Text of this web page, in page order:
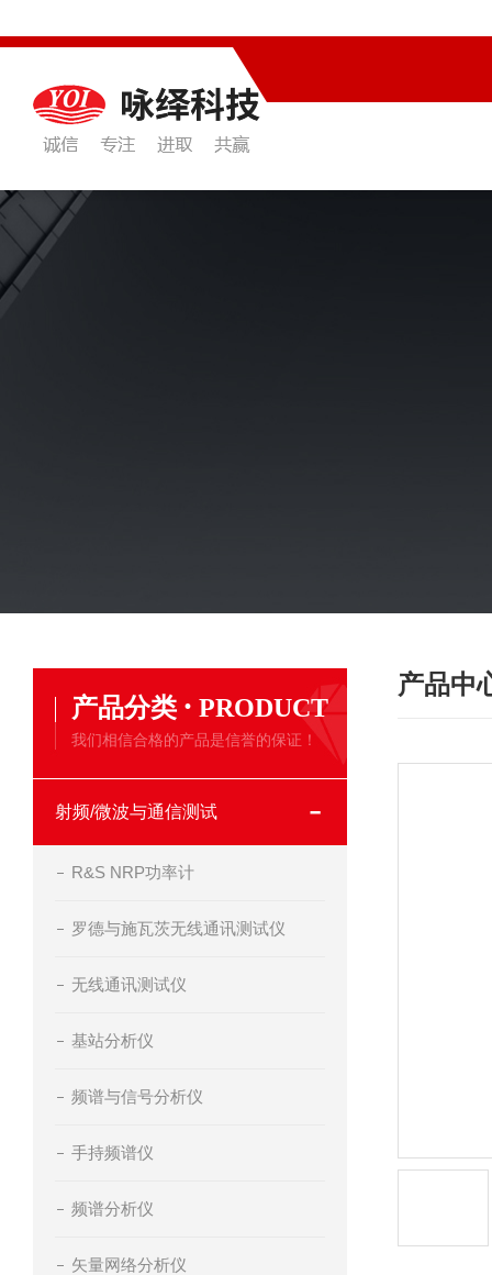
产品分类 · PRODUCT
我们相信合格的产品是信誉的保证！
射频/微波与通信测试
R&S NRP功率计
罗德与施瓦茨无线通讯测试仪
无线通讯测试仪
基站分析仪
频谱与信号分析仪
手持频谱仪
频谱分析仪
矢量网络分析仪
产品中